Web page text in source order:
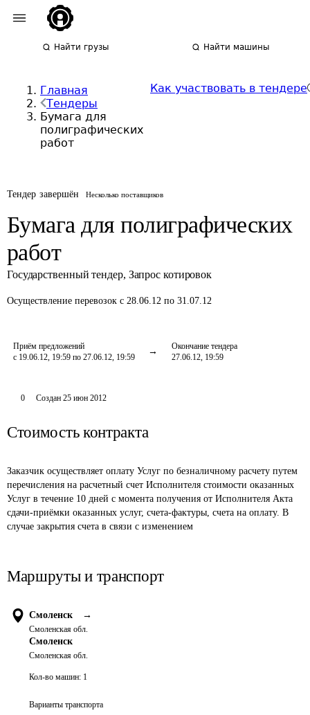
Найти грузы Найти машины
Главная
Тендеры
Бумага для
полиграфических
работ
Как участвовать в тендере
Тендер завершён Несколько поставщиков
Бумага для полиграфических
работ
Государственный тендер, Запрос котировок
Осуществление перевозок с 28.06.12 по 31.07.12
Приём предложений
с 19.06.12, 19:59 по 27.06.12, 19:59
Окончание тендера
27.06.12, 19:59
0 Создан 25 июн 2012
Стоимость контракта
Заказчик осуществляет оплату Услуг по безналичному расчету путем
перечисления на расчетный счет Исполнителя стоимости оказанных
Услуг в течение 10 дней с момента получения от Исполнителя Акта
сдачи-приёмки оказанных услуг, счета-фактуры, счета на оплату. В
случае закрытия счета в связи с изменением
Маршруты и транспорт
Смоленск →
Смоленская обл.
Смоленск
Смоленская обл.
Кол-во машин: 1
Варианты транспорта